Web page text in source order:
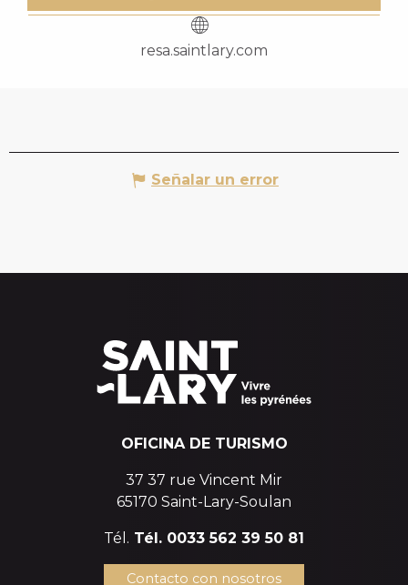
resa.saintlary.com
Señalar un error
OFICINA DE TURISMO
37 37 rue Vincent Mir
65170 Saint-Lary-Soulan
Tél. Tél. 0033 562 39 50 81
Contacto con nosotros